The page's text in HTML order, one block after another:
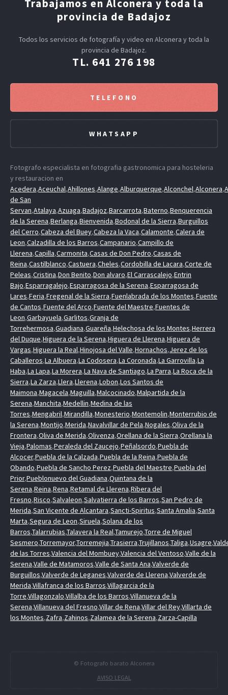
Trabajamos en Alconera y toda la
provincia de Badajoz
Todos los servicios de fotografía y video en Alconera y toda la
provincia de Badajoz.
TL. 641 276 198
TELEFONO
WHATSAPP
Fotografo especialista en fotografia gastronomica para hosteleria
y restauracion en
Acedera,Aceuchal,Ahillones,Alange,Alburquerque,Alconchel,Alconera,
de San
Servan,Atalaya,Azuaga,Badajoz,Barcarrota,Baterno,Benquerencia
de la Serena,Berlanga,Bienvenida,Bodonal de la Sierra,Burguillos
del Cerro,Cabeza del Buey,Cabeza la Vaca,Calamonte,Calera de
Leon,Calzadilla de los Barros,Campanario,Campillo de
Llerena,Capilla,Carmonita,Casas de Don Pedro,Casas de
Reina,Castilblanco,Castuera,Cheles,Cordobilla de Lacara,Corte de
Peleas,Cristina,Don Benito,Don alvaro,El Carrascalejo,Entrin
Bajo,Esparragalejo,Esparragosa de la Serena,Esparragosa de
Lares,Feria,Fregenal de la Sierra,Fuenlabrada de los Montes,Fuente
de Cantos,Fuente del Arco,Fuente del Maestre,Fuentes de
Leon,Garbayuela,Garlitos,Granja de
Torrehermosa,Guadiana,Guareña,Helechosa de los Montes,Herrera
del Duque,Higuera de la Serena,Higuera de Llerena,Higuera de
Vargas,Higuera la Real,Hinojosa del Valle,Hornachos,Jerez de los
Caballeros,La Albuera,La Codosera,La Coronada,La Garrovilla,La
Haba,La Lapa,La Morera,La Nava de Santiago,La Parra,La Roca de la
Sierra,La Zarza,Llera,Llerena,Lobon,Los Santos de
Maimona,Magacela,Maguilla,Malcocinado,Malpartida de la
Serena,Manchita,Medellin,Medina de las
Torres,Mengabril,Mirandilla,Monesterio,Montemolin,Monterrubio de
la Serena,Montijo,Merida,Navalvillar de Pela,Nogales,Oliva de la
Frontera,Oliva de Merida,Olivenza,Orellana de la Sierra,Orellana la
Vieja,Palomas,Peraleda del Zaucejo,Peñalsordo,Puebla de
Alcocer,Puebla de la Calzada,Puebla de la Reina,Puebla de
Obando,Puebla de Sancho Perez,Puebla del Maestre,Puebla del
Prior,Pueblonuevo del Guadiana,Quintana de la
Serena,Reina,Rena,Retamal de Llerena,Ribera del
Fresno,Risco,Salvaleon,Salvatierra de los Barros,San Pedro de
Merida,San Vicente de Alcantara,Sancti-Spiritus,Santa Amalia,Santa
Marta,Segura de Leon,Siruela,Solana de los
Barros,Talarrubias,Talavera la Real,Tamurejo,Torre de Miguel
Sesmero,Torremayor,Torremejia,Trasierra,Trujillanos,Taliga,Usagre,
de las Torres,Valencia del Mombuey,Valencia del Ventoso,Valle de la
Serena,Valle de Matamoros,Valle de Santa Ana,Valverde de
Burguillos,Valverde de Leganes,Valverde de Llerena,Valverde de
Merida,Villafranca de los Barros,Villagarcia de la
Torre,Villagonzalo,Villalba de los Barros,Villanueva de la
Serena,Villanueva del Fresno,Villar de Rena,Villar del Rey,Villarta de
los Montes,Zafra,Zahinos,Zalamea de la Serena,Zarza-Capilla
© Fotografo barato Alconera
AVISO LEGAL